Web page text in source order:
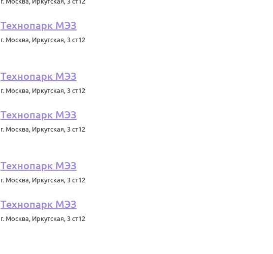
Технопарк МЭЗ
г. Москва, Иркутская, 3 ст12
Технопарк МЭЗ
г. Москва, Иркутская, 3 ст12
Технопарк МЭЗ
г. Москва, Иркутская, 3 ст12
Технопарк МЭЗ
г. Москва, Иркутская, 3 ст12
Технопарк МЭЗ
г. Москва, Иркутская, 3 ст12